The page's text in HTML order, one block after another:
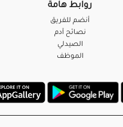
روابط هامة
أنضم للفريق
نصائح آدم
الصيدلي
الموظف